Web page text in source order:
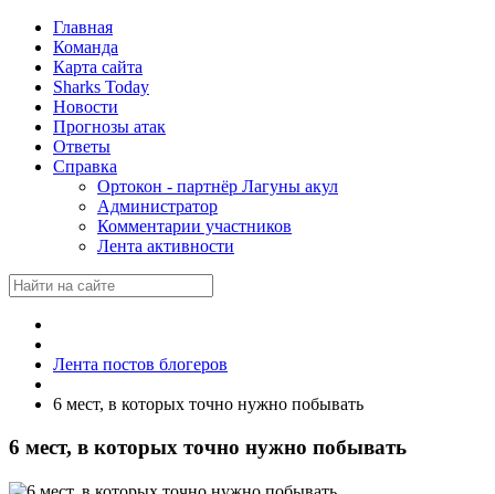
Главная
Команда
Карта сайта
Sharks Today
Новости
Прогнозы атак
Ответы
Справка
Ортокон - партнёр Лагуны акул
Администратор
Комментарии участников
Лента активности
Лента постов блогеров
6 мест, в которых точно нужно побывать
6 мест, в которых точно нужно побывать